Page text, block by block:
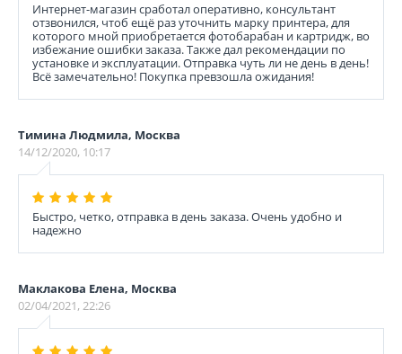
Интернет-магазин сработал оперативно, консультант
отзвонился, чтоб ещё раз уточнить марку принтера, для
которого мной приобретается фотобарабан и картридж, во
избежание ошибки заказа. Также дал рекомендации по
установке и эксплуатации. Отправка чуть ли не день в день!
Всё замечательно! Покупка превзошла ожидания!
Тимина Людмила, Москва
14/12/2020, 10:17
Быстро, четко, отправка в день заказа. Очень удобно и
надежно
Маклакова Елена, Москва
02/04/2021, 22:26